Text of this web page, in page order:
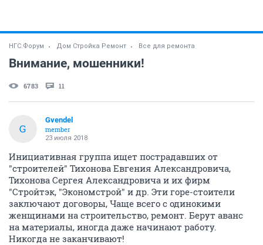
НГС.Форум Дом Стройка Ремонт Все для ремонта
Внимание, мошенники!
6783 11
G
Gvendel
member
23 июля 2018
Инициативная группа ищет пострадавших от
"строителей" Тихонова Евгения Александровича,
Тихонова Сергея Александровича и их фирм
"Стройтэк, "Экономстрой" и др. Эти горе-стоители
заключают договоры, Чаще всего с одинокими
женщинами на строительство, ремонт. Берут аванс
на материалы, иногда даже начинают работу.
Никогда не заканчивают!